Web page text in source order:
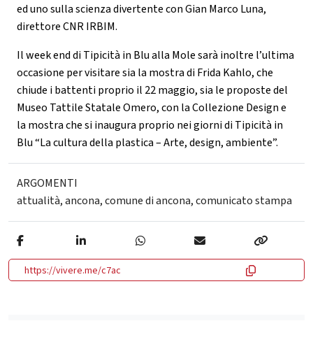
ed uno sulla scienza divertente con Gian Marco Luna,
direttore CNR IRBIM.
Il week end di Tipicità in Blu alla Mole sarà inoltre l’ultima
occasione per visitare sia la mostra di Frida Kahlo, che
chiude i battenti proprio il 22 maggio, sia le proposte del
Museo Tattile Statale Omero, con la Collezione Design e
la mostra che si inaugura proprio nei giorni di Tipicità in
Blu “La cultura della plastica – Arte, design, ambiente”.
ARGOMENTI
attualità,ancona,comune di ancona,comunicato stampa
https://vivere.me/c7ac